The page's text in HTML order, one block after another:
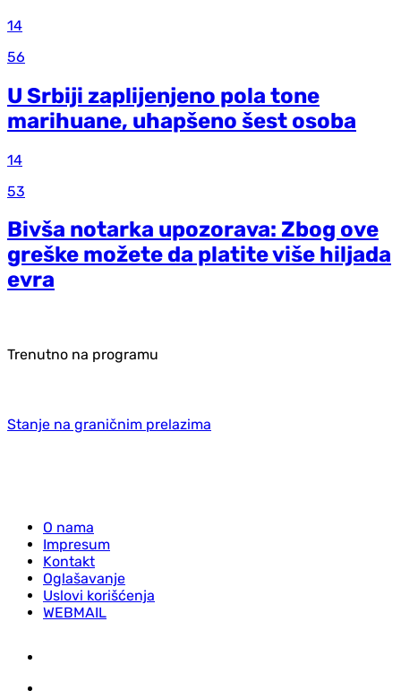
14
56
U Srbiji zaplijenjeno pola tone
marihuane, uhapšeno šest osoba
14
53
Bivša notarka upozorava: Zbog ove
greške možete da platite više hiljada
evra
Trenutno na programu
Stanje na graničnim prelazima
O nama
Impresum
Kontakt
Oglašavanje
Uslovi korišćenja
WEBMAIL